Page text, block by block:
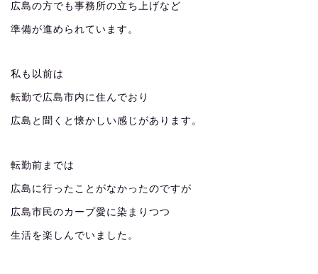
広島の方でも事務所の立ち上げなど
準備が進められています。
私も以前は
転勤で広島市内に住んでおり
広島と聞くと懐かしい感じがあります。
転勤前までは
広島に行ったことがなかったのですが
広島市民のカープ愛に染まりつつ
生活を楽しんでいました。